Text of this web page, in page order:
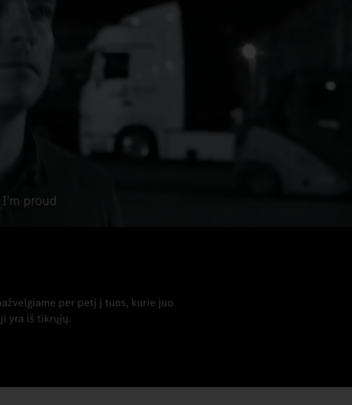
per petį į tuos, kurie juo
yra iš tikrųjų.